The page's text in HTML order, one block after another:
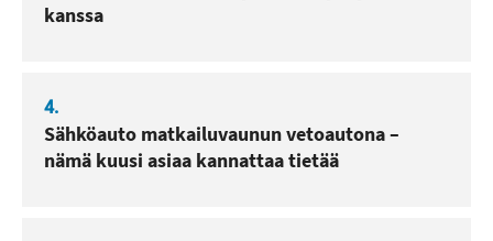
kanssa
4.
Sähköauto matkailuvaunun vetoautona –
nämä kuusi asiaa kannattaa tietää